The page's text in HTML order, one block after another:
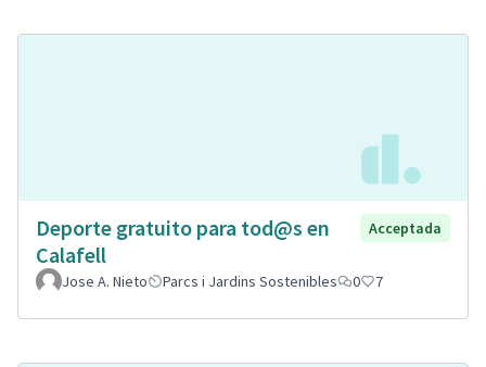
Deporte gratuito para tod@s en
Calafell
Acceptada
Jose A. Nieto Parcs i Jardins Sostenibles 0 7